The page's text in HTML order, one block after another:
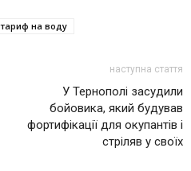
тариф на воду
наступна стаття
У Тернополі засудили
бойовика, який будував
фортифікації для окупантів і
стріляв у своїх